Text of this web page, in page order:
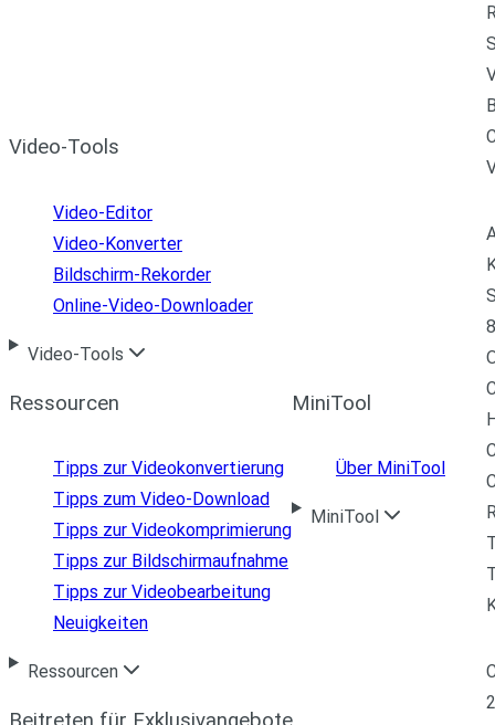
Video-Tools
Video-Editor
Video-Konverter
Bildschirm-Rekorder
Online-Video-Downloader
Video-Tools
Ressourcen
Tipps zur Videokonvertierung
Tipps zum Video-Download
Tipps zur Videokomprimierung
Tipps zur Bildschirmaufnahme
Tipps zur Videobearbeitung
Neuigkeiten
Ressourcen
MiniTool
Über MiniTool
MiniTool